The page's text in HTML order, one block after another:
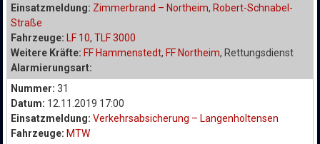
Einsatzmeldung: Zimmerbrand – Northeim, Robert-Schnabel-
Straße
Fahrzeuge:
LF 10, TLF 3000
Weitere Kräfte: FF Hammenstedt, FF Northeim, Rettungsdienst
Alarmierungsart:
Nummer: 31
Datum: 12.11.2019 17:00
Einsatzmeldung: Verkehrsabsicherung – Langenholtensen
Fahrzeuge: MTW